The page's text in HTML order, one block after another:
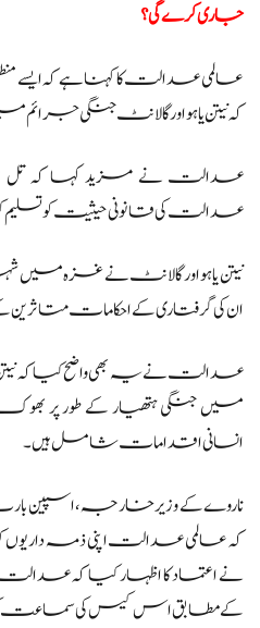
جاری کرے گی؟
عالمی عدالت کا کہنا ہے کہ ایسے
کہ نیتن یاہو اور گالانٹ جنگی
عدالت نے مزید کہا کہ تل
عدالت کی قانونی حیثیت کو تسلیم
نیتن یاہو اور گالانٹ نے غزہ میں
ان کی گرفتاری کے احکامات
عدالت نے یہ بھی واضح کیا کہ نیتن
میں جنگی ہتھیار کے طور پر بھوک
انسانی اقدامات شامل ہیں۔
ناروے کے وزیر خارجہ، اسپین
کہ عالمی عدالت اپنی ذمہ داریوں
نے اعتماد کا اظہار کیا کہ
کے مطابق اس کیس کی سماعت